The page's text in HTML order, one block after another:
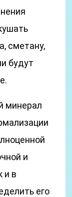
сметану,
будут
минерал
и
и в
его